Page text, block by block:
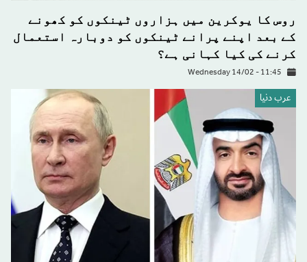
روس کا یوکرین میں ہزاروں ٹینکوں کو کھونے
کے بعد اپنے پرانے ٹینکوں کو دوبارہ استعمال
کرنے کی کیا کہانی ہے؟
Wednesday 14/02 - 11:45
عرب دنیا